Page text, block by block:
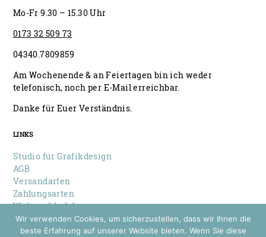
Mo-Fr 9.30 – 15.30 Uhr
0173 32 509 73
04340.7809859
Am Wochenende & an Feiertagen bin ich weder
telefonisch, noch per E-Mail erreichbar.
Danke für Euer Verständnis.
LINKS
Studio für Grafikdesign
AGB
Versandarten
Zahlungsarten
Widerrufsbelehrung
Datenschutz
Impressum
Wir verwenden Cookies, um sicherzustellen, dass wir Ihnen die
beste Erfahrung auf unserer Website bieten. Wenn Sie diese